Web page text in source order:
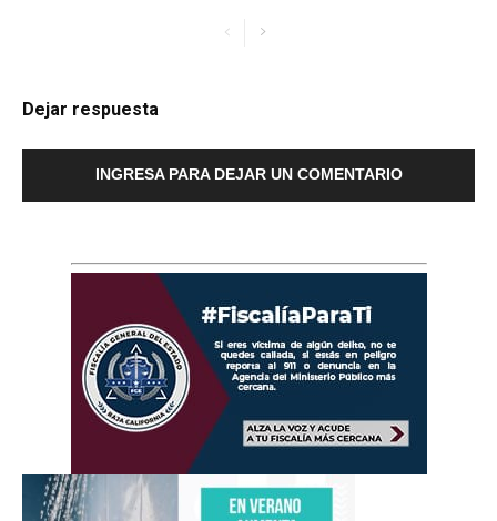
Dejar respuesta
INGRESA PARA DEJAR UN COMENTARIO